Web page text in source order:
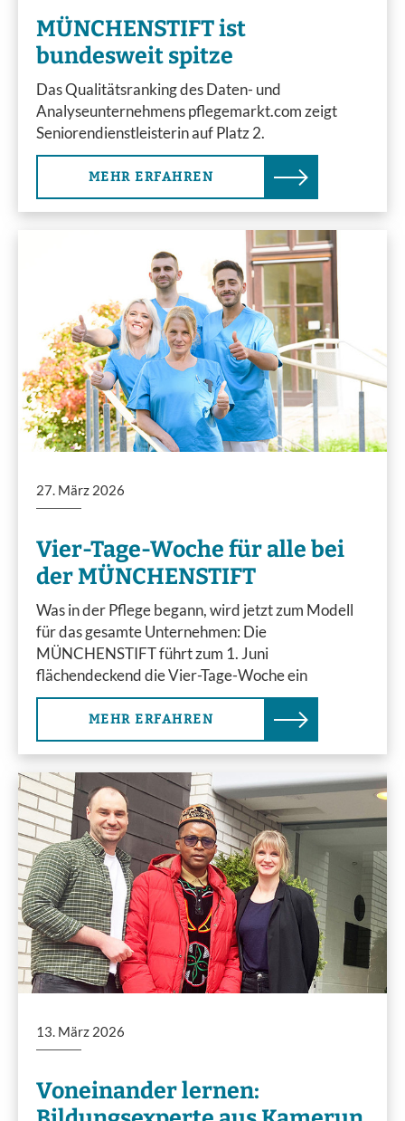
MÜNCHENSTIFT ist
bundesweit spitze
Das Qualitätsranking des Daten- und
Analyseunternehmens pflegemarkt.com zeigt
Seniorendienstleisterin auf Platz 2.
MEHR ERFAHREN
27. März 2026
Vier-Tage-Woche für alle bei
der MÜNCHENSTIFT
Was in der Pflege begann, wird jetzt zum Modell
für das gesamte Unternehmen: Die
MÜNCHENSTIFT führt zum 1. Juni
flächendeckend die Vier-Tage-Woche ein
MEHR ERFAHREN
13. März 2026
Voneinander lernen: